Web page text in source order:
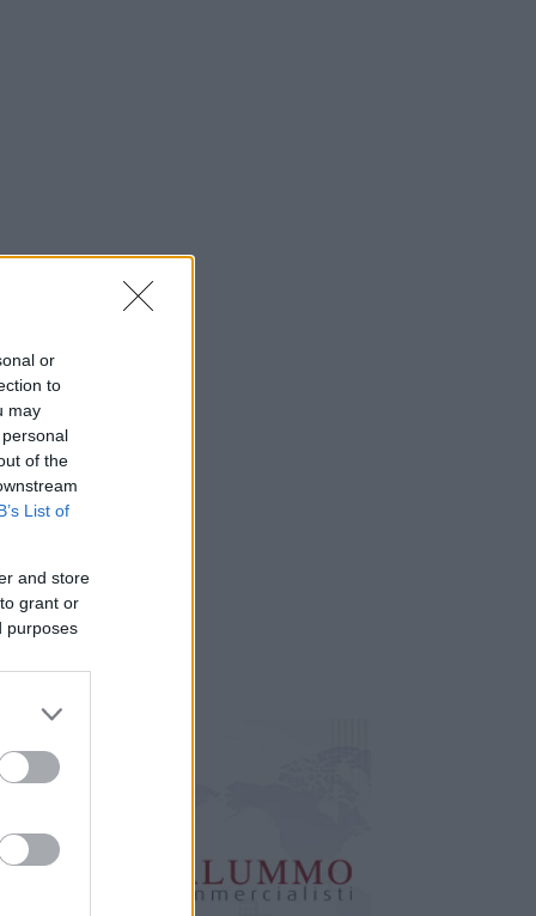
or
to
may
of the
List of
and store
grant or
purposes